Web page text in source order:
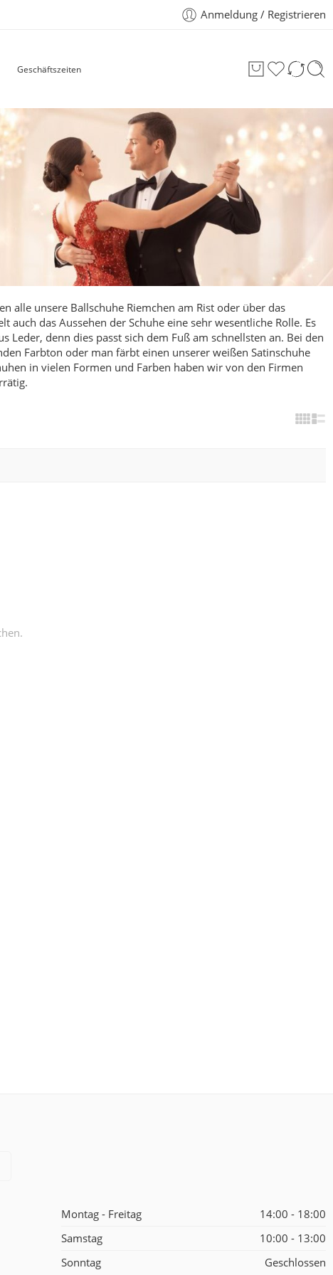
Anmeldung / Registrieren
Geschäftszeiten
alle unsere Ballschuhe Riemchen am Rist oder über das
auch das Aussehen der Schuhe eine sehr wesentliche Rolle. Es
Leder, denn dies passt sich dem Fuß am schnellsten an. Bei den
Farbton oder man färbt einen unserer weißen Satinschuhe
in vielen Formen und Farben haben wir von den Firmen
Montag - Freitag
14:00 - 18:00
Samstag
10:00 - 13:00
Sonntag
Geschlossen